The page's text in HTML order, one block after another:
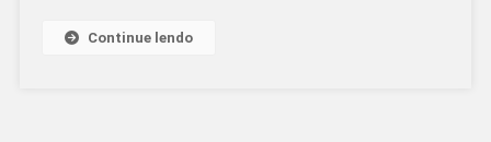
Continue lendo